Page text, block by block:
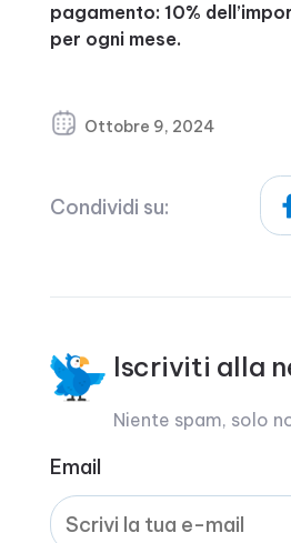
pagamento: 10%
per ogni mese.
Ottobre 9, 2024
Condividi su:
Iscriviti alla
Niente spam, solo
Email